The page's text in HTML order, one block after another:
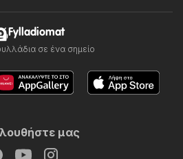
Fylladiomat
σε ένα σημείο
μας